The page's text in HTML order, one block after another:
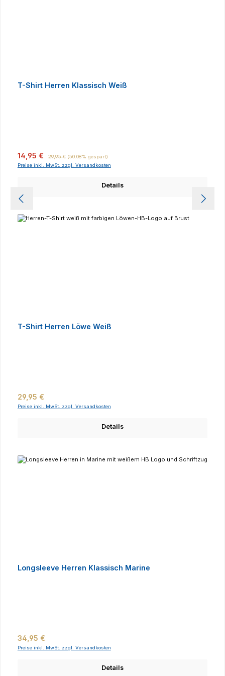
T-Shirt Herren Klassisch Weiß
Verkaufspreis:
14,95 € 29,95 € (50.08% gespart)
Preise inkl. MwSt. zzgl. Versandkosten
Details
T-Shirt Herren Löwe Weiß
Regulärer Preis:
29,95 €
Preise inkl. MwSt. zzgl. Versandkosten
Details
Longsleeve Herren Klassisch Marine
Regulärer Preis:
34,95 €
Preise inkl. MwSt. zzgl. Versandkosten
Details